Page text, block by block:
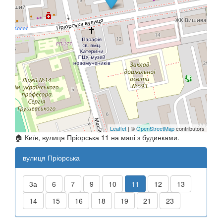
Leaflet | ©OpenStreetMapcontributors
🏠 Київ, вулиця Пріорська 11 на мапі з будинками.
вулиця Пріорська
3а 6 7 9 10 11 12
13
14
15 16 18 19 21 23